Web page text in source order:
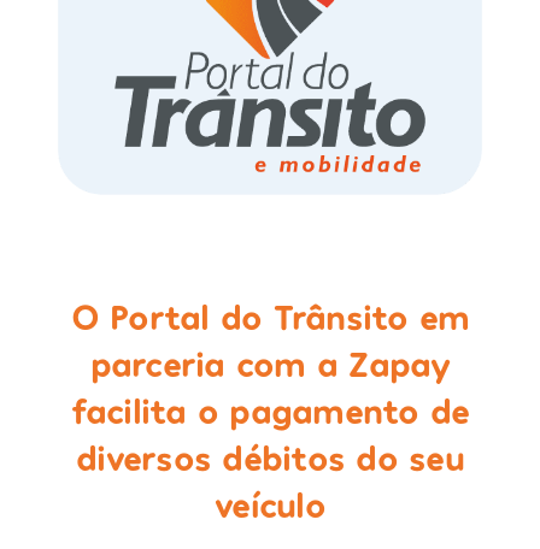
O Portal do Trânsito em
parceria com a Zapay
facilita o pagamento de
diversos débitos do seu
veículo